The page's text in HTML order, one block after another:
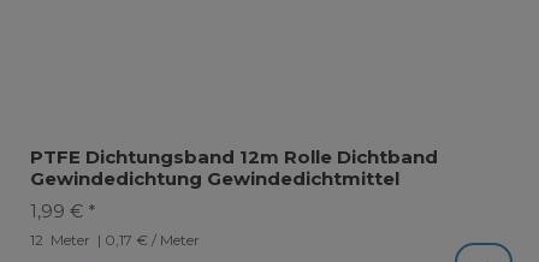
PTFE Dichtungsband 12m Rolle Dichtband
Gewindedichtung Gewindedichtmittel
1,99 € *
12 Meter | 0,17 € / Meter